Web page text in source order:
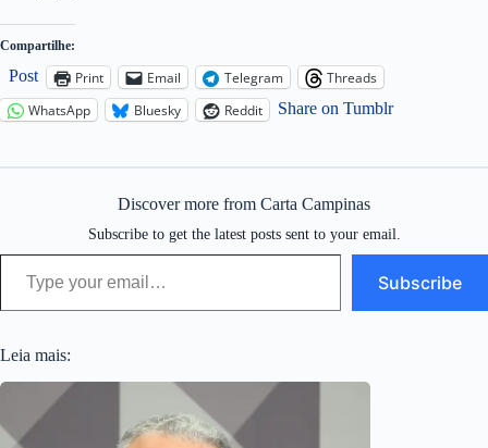
Compartilhe:
Post Print Email Telegram
Threads
WhatsApp
Bluesky Reddit Share on Tumblr
Discover more from Carta Campinas
Subscribe to get the latest posts sent to your email.
Type your email…
Subscribe
Leia mais: